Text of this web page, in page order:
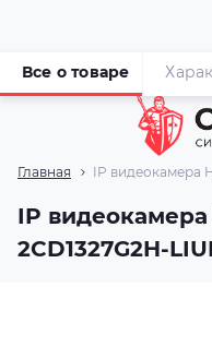
Главная IP видеокамера
IP
2CD1327G2H-
Все о товаре